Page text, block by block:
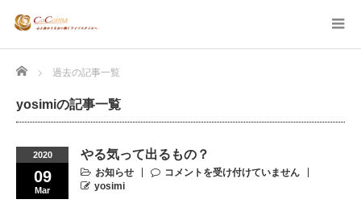
Home 過去の記事一覧
yosimiの記事一覧
2020
09
Mar
やる気って出るもの？
お知らせ
コメントを受け付けていません
yosimi